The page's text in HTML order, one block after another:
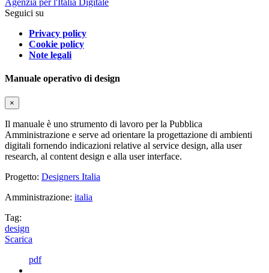
Seguici su
Privacy policy
Cookie policy
Note legali
Manuale operativo di design
×
Il manuale è uno strumento di lavoro per la Pubblica
Amministrazione e serve ad orientare la progettazione di ambienti
digitali fornendo indicazioni relative al service design, alla user
research, al content design e alla user interface.
Progetto: Designers Italia
Amministrazione: italia
Tag:
design
Scarica
pdf